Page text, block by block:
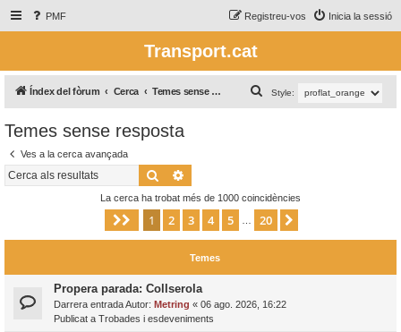
PMF Inicia la sessió
Registreu-vos
Transport.cat
Índex del fòrum Cerca Temes sense resposta Style:
e
Temes sense resposta
Ves a la cerca avançada
Cerca
La cerca ha trobat més de 1000 coincidències
Pàgina de 20
1 2 3 4 5 20
Temes
Propera parada: Collserola
Darrera entrada Autor: Metring « 06 ago. 2026, 16:22
Publicat a Trobades i esdeveniments